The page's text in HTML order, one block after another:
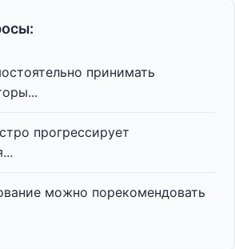
принимать
прогрессирует
можно порекомендовать